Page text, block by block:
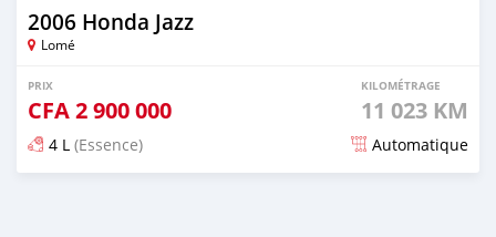
2006 Honda Jazz
Lomé
PRIX
CFA2 900 000
KILOMÉTRAGE
11 023 KM
4 L (Essence) Automatique